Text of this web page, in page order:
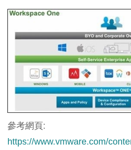
參考網頁:
https://www.vmware.com/